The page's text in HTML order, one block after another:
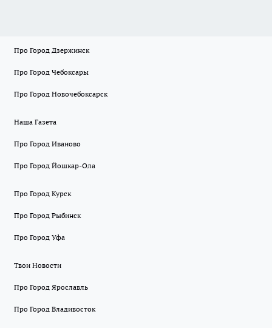
Про Город Дзержинск
Про Город Чебоксары
Про Город Новочебоксарск
Наша Газета
Про Город Иваново
Про Город Йошкар-Ола
Про Город Курск
Про Город Рыбинск
Про Город Уфа
Твои Новости
Про Город Ярославль
Про Город Владивосток